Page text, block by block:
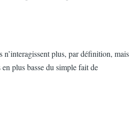
n’interagissent plus, par définition, mais
plus basse du simple fait de